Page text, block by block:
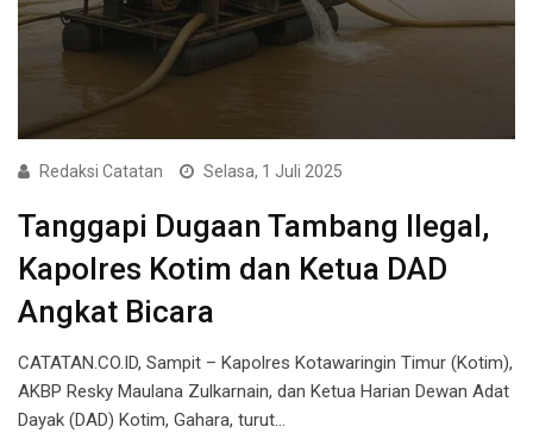
Redaksi Catatan Selasa, 1 Juli 2025
Tanggapi Dugaan Tambang Ilegal,
Kapolres Kotim dan Ketua DAD
Angkat Bicara
CATATAN.CO.ID, Sampit – Kapolres Kotawaringin Timur (Kotim),
AKBP Resky Maulana Zulkarnain, dan Ketua Harian Dewan Adat
Dayak (DAD) Kotim, Gahara, turut…